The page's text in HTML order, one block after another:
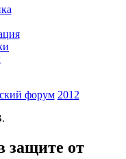
форум 2012
защите от